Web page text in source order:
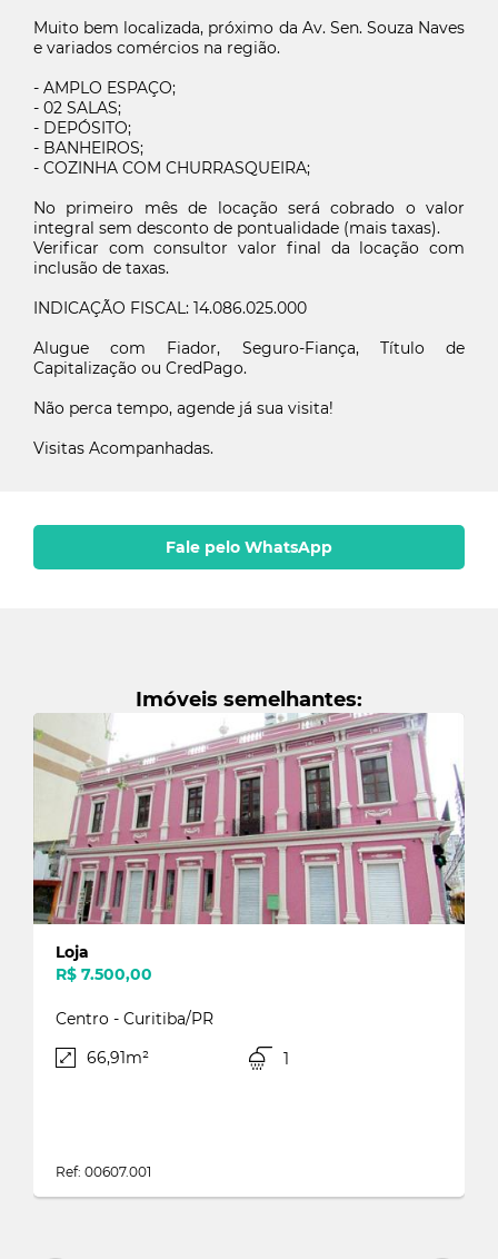
Envie o link da ficha para seu fiador
Seu nome
Guarde seus imóveis favoritos
Preencha seu e-mail para ter acesso aos seus imóveis
favoritos
E-mail cadastrado com sucesso
favoritos
Excluir
Cancelar
Imóveis excluídos com sucesso
Muito bem localizada, próximo da Av. Sen. Souza Naves
e variados comércios na região.
- AMPLO ESPAÇO;
- 02 SALAS;
- DEPÓSITO;
- BANHEIROS;
- COZINHA COM CHURRASQUEIRA;
No primeiro mês de locação será cobrado o valor
integral sem desconto de pontualidade (mais taxas).
Verificar com consultor valor final da locação com
inclusão de taxas.
INDICAÇÃO FISCAL: 14.086.025.000
Alugue com Fiador, Seguro-Fiança, Título de
Capitalização ou CredPago.
Não perca tempo, agende já sua visita!
Visitas Acompanhadas.
Fale pelo WhatsApp
Imóveis semelhantes:
Loja
R$ 7.500,00
Centro - Curitiba/PR
66,91m²
1
Ref: 00607.001